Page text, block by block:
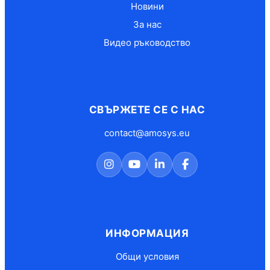
Новини
За нас
Видео ръководство
СВЪРЖЕТЕ СЕ С НАС
contact@amosys.eu
ИНФОРМАЦИЯ
Общи условия